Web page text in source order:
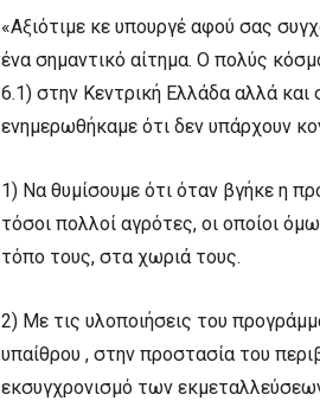
«Αξιότιμε κε υπουργέ αφού σας
ένα σημαντικό αίτημα. Ο πολύς
6.1) στην Κεντρική Ελλάδα αλλά και
ενημερωθήκαμε ότι δεν υπάρχουν
1) Να θυμίσουμε ότι όταν βγήκε η
τόσοι πολλοί αγρότες, οι οποίοι
τόπο τους, στα χωριά τους.
2) Με τις υλοποιήσεις του
υπαίθρου , στην προστασία του
εκσυγχρονισμό των